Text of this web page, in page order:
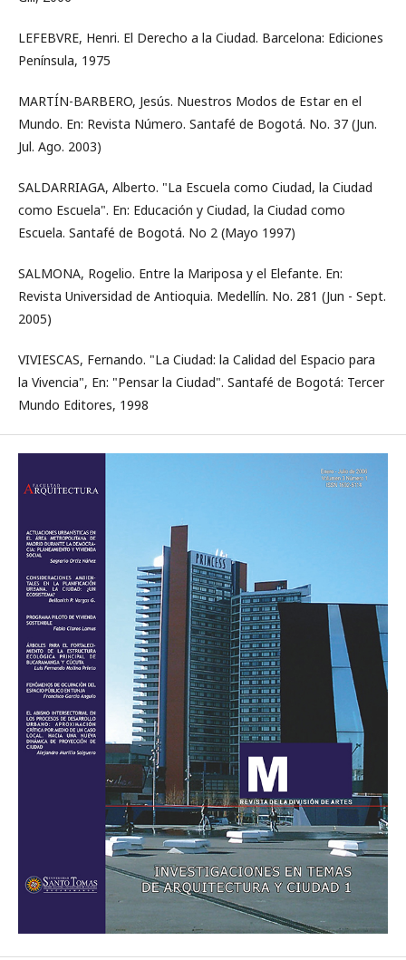
LEFEBVRE, Henri. El Derecho a la Ciudad. Barcelona: Ediciones
Península, 1975
MARTÍN-BARBERO, Jesús. Nuestros Modos de Estar en el
Mundo. En: Revista Número. Santafé de Bogotá. No. 37 (Jun.
Jul. Ago. 2003)
SALDARRIAGA, Alberto. "La Escuela como Ciudad, la Ciudad
como Escuela". En: Educación y Ciudad, la Ciudad como
Escuela. Santafé de Bogotá. No 2 (Mayo 1997)
SALMONA, Rogelio. Entre la Mariposa y el Elefante. En:
Revista Universidad de Antioquia. Medellín. No. 281 (Jun - Sept.
2005)
VIVIESCAS, Fernando. "La Ciudad: la Calidad del Espacio para
la Vivencia", En: "Pensar la Ciudad". Santafé de Bogotá: Tercer
Mundo Editores, 1998